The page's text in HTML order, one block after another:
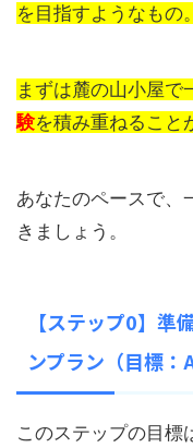
を目指すようなもの。
まずは麓の山小屋で
験を積み重ねること
あなたのペースで、
きましょう。
【ステップ0】準
ンプラン（目標：
このステップの目標